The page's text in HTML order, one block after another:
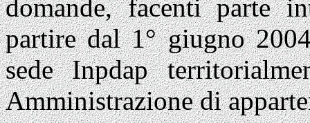
domande, facenti parte
partire dal 1° giugno
sede Inpdap
Amministrazione di